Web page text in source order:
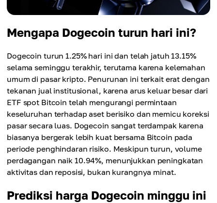
Mengapa Dogecoin turun hari ini?
Dogecoin turun 1.25% hari ini dan telah jatuh 13.15%
selama seminggu terakhir, terutama karena kelemahan
umum di pasar kripto. Penurunan ini terkait erat dengan
tekanan jual institusional, karena arus keluar besar dari
ETF spot Bitcoin telah mengurangi permintaan
keseluruhan terhadap aset berisiko dan memicu koreksi
pasar secara luas. Dogecoin sangat terdampak karena
biasanya bergerak lebih kuat bersama Bitcoin pada
periode penghindaran risiko. Meskipun turun, volume
perdagangan naik 10.94%, menunjukkan peningkatan
aktivitas dan reposisi, bukan kurangnya minat.
Prediksi harga Dogecoin minggu ini